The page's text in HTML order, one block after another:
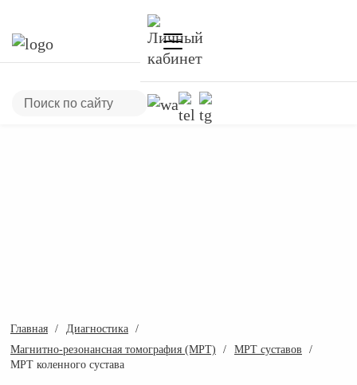
Главная
Диагностика
Магнитно-резонансная томография (МРТ)
МРТ суставов
МРТ коленного сустава